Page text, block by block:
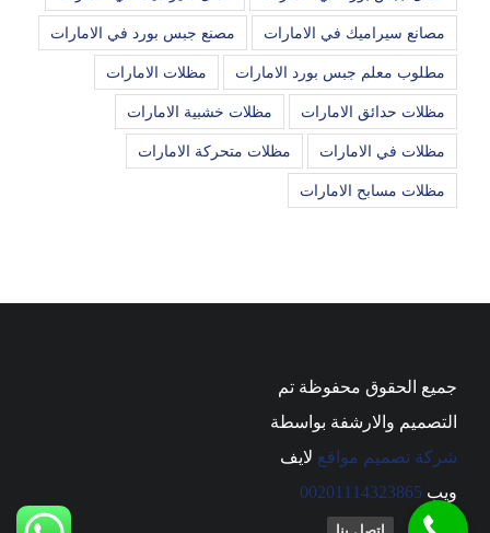
مصانع سيراميك في الامارات مصنع جبس بورد في الامارات
مطلوب معلم جبس بورد الامارات مظلات الامارات
مظلات حدائق الامارات مظلات خشبية الامارات
مظلات في الامارات مظلات متحركة الامارات
مظلات مسابح الامارات
جميع الحقوق محفوظة تم
التصميم والارشفة بواسطة
شركة تصميم مواقع لايف
ويب 00201114323865